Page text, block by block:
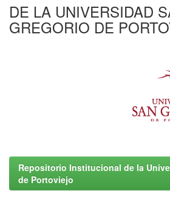
DE LA UNIVERSIDAD
GREGORIO DE
Repositorio Institucional de la
de Portoviejo